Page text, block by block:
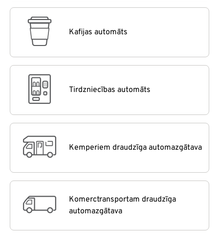
Kafijas automāts
Tirdzniecības automāts
Kemperiem draudzīga automazgātava
Komerctransportam draudzīga
automazgātava